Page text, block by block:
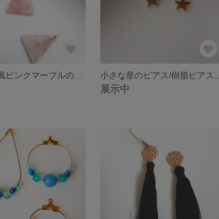
☆べっ甲風ピンクマーブルのピアス/樹脂ピアス/ノンホールピアス
展示中